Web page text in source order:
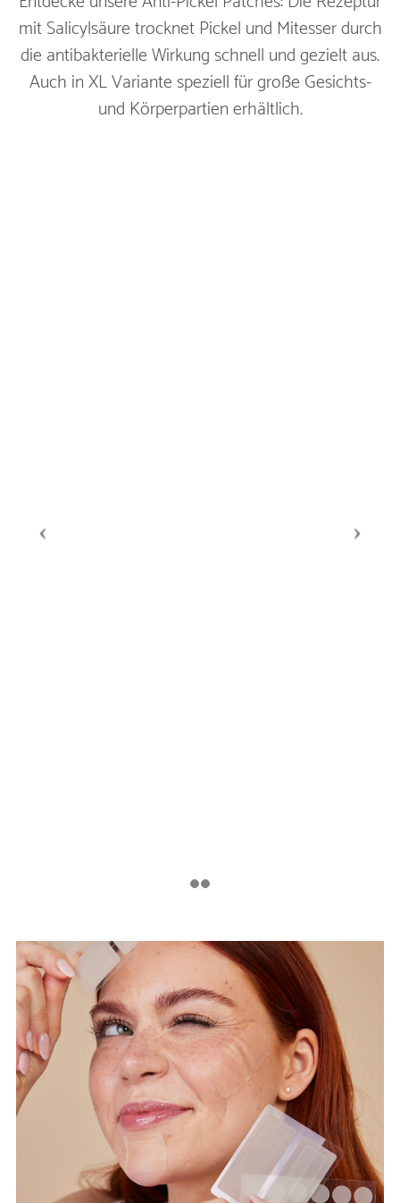
mit Salicylsäure trocknet Pickel und Mitesser durch
die antibakterielle Wirkung schnell und gezielt aus.
Auch in XL Variante speziell für große Gesichts-
und Körperpartien erhältlich.